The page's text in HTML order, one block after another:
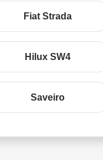
Fiat Strada
Hilux SW4
Saveiro